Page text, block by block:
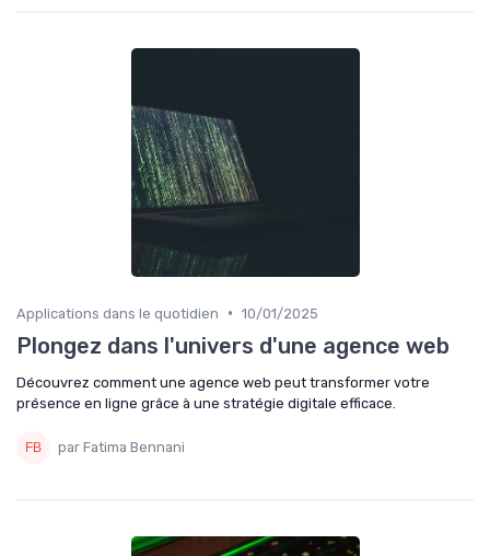
Applications dans le quotidien • 10/01/2025
Plongez dans l'univers d'une agence web
Découvrez comment une agence web peut transformer votre
présence en ligne grâce à une stratégie digitale efficace.
par Fatima Bennani